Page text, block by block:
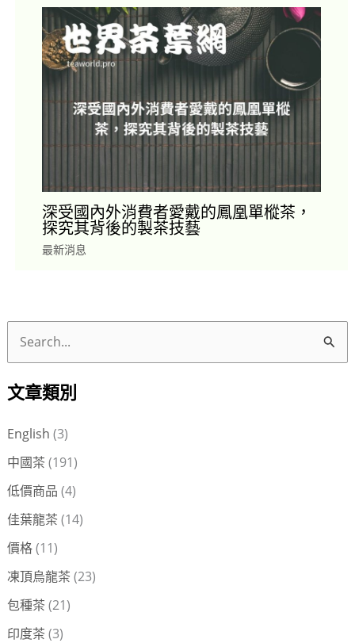
深受國內外消費者愛戴的鳳凰單樅茶，
探究其背後的製茶技藝
最新消息
關
:
文章類別
English (3)
中國茶 (191)
低價商品 (4)
佳葉龍茶 (14)
價格(11)
凍頂烏龍茶 (23)
包種茶 (21)
印度茶 (3)